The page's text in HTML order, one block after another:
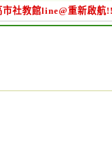
市社教館line@重新啟航